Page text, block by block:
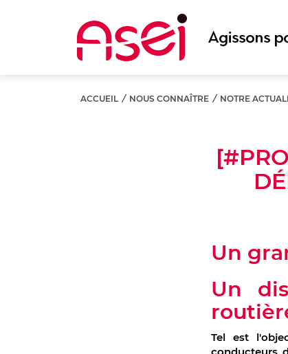
ACCUEIL / NOUS CONNAÎTRE / NOTRE
Un
Un
Tel est